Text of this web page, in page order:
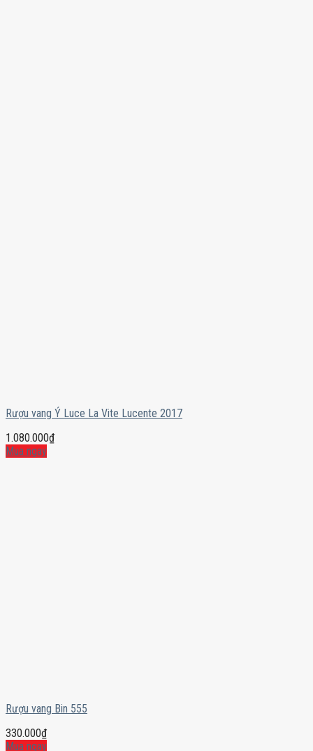
Rượu vang Ý Luce La Vite Lucente 2017
1.080.000₫
Mua ngay
Rượu vang Bin 555
330.000₫
Mua ngay